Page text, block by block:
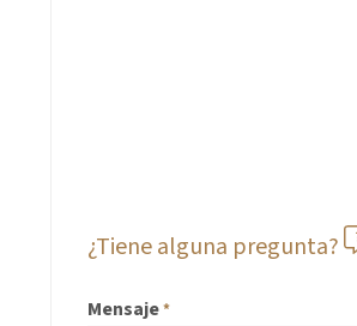
¿Tiene alguna pregunta?
Mensaje*